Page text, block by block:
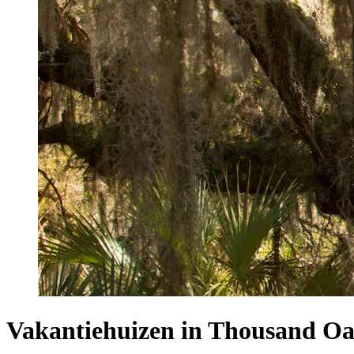
Vakantiehuizen in Thousand